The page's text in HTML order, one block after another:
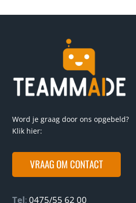
Word je graag door ons opgebeld?
Klik hier:
VRAAG OM CONTACT
Tel: 0475/55 62 00